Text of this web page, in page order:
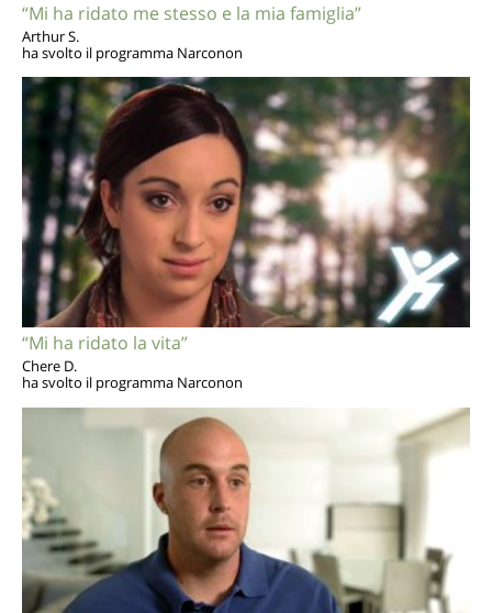
“Mi ha ridato me stesso e la mia famiglia”
Arthur S.
ha svolto il programma Narconon
“Mi ha ridato la vita”
Chere D.
ha svolto il programma Narconon